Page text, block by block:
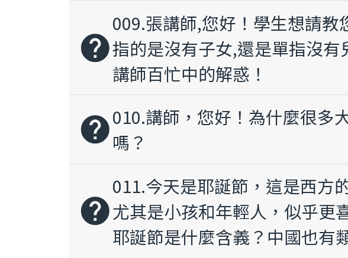
help
009.張講師,您好！學生想請
指的是沒有子女,還是單指沒
講師百忙中的解惑！
help010.講師，您好！為什麼很多
嗎？
help
011.今天是耶誕節，這是西方
尤其是小孩和年輕人，似乎更
耶誕節是什麼含義？中國也有